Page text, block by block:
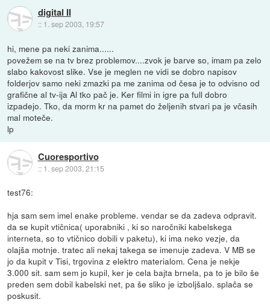
digital II
:: 1. sep 2003, 19:57
hi, mene pa neki zanima......
povežem se na tv brez problemov....zvok je barve so, imam pa zelo
slabo kakovost slike. Vse je meglen ne vidi se dobro napisov
folderjov samo neki zmazki pa me zanima od česa je to odvisno od
grafične al tv-ija Al tko pač je. Ker filmi in igre pa full dobro
izpadejo. Tko, da morm kr na pamet do željenih stvari pa je včasih
mal moteče.
lp
Cuoresportivo
:: 1. sep 2003, 21:15
test76:
hja sam sem imel enake probleme. vendar se da zadeva odpravit.
da se kupit vtičnica( uporabniki , ki so naročniki kabelskega
interneta, so to vtičnico dobili v paketu), ki ima neko vezje, da
olajša motnje. tratec ali nekaj takega se imenuje zadeva. V MB se
jo da kupit v Tisi, trgovina z elektro materialom. Cena je nekje
3.000 sit. sam sem jo kupil, ker je cela bajta brnela, pa to je bilo še
preden sem dobil kabelski net, pa še sliko je izboljšalo. splača se
poskusit.